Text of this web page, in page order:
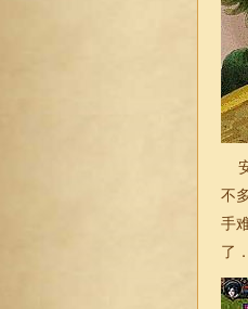
安
不
手
了